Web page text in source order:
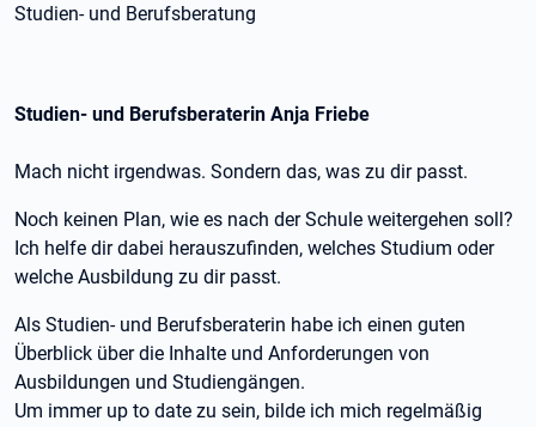
Studien- und Berufsberatung
Studien- und Berufsberaterin Anja Friebe
Mach nicht irgendwas. Sondern das, was zu dir passt.
Noch keinen Plan, wie es nach der Schule weitergehen soll?
Ich helfe dir dabei herauszufinden, welches Studium oder
welche Ausbildung zu dir passt.
Als Studien- und Berufsberaterin habe ich einen guten
Überblick über die Inhalte und Anforderungen von
Ausbildungen und Studiengängen.
Um immer up to date zu sein, bilde ich mich regelmäßig